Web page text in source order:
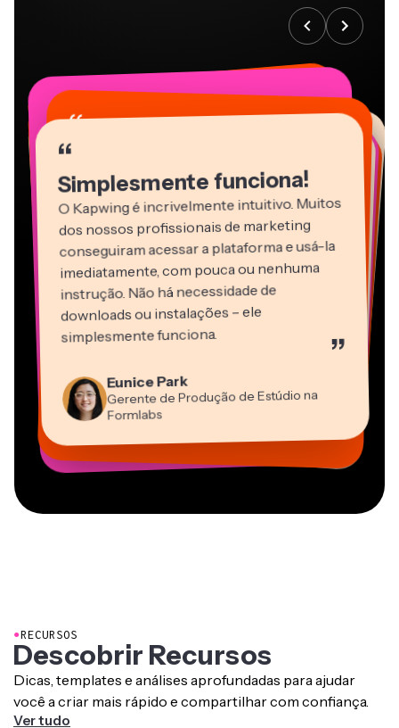
“
Simplesmente funciona!
O Kapwing é incrivelmente intuitivo. Muitos
dos nossos profissionais de marketing
conseguiram acessar a plataforma e usá-la
imediatamente, com pouca ou nenhuma
instrução. Não há necessidade de
downloads ou instalações – ele
simplesmente funciona. ”
Gerente de Produção de Estúdio na
Formlabs
“
Vannesia Darby
CEO da MOXIE Nashville
“
Grant Taleck
Cofundador da
AuthentIQMarketing.com
“
Youtuber
Diretor de Conteúdo
“
Martin James
Editor de Vídeo
Educação
“
“
Mitch Rawlings
Freelancer de Serviços de Informação
“
Trabalhador Autônomo Virtual
Descobrir Recursos
Dicas, templates e análises aprofundadas para ajudar
você a criar mais rápido e compartilhar com confiança.
Ver tudo